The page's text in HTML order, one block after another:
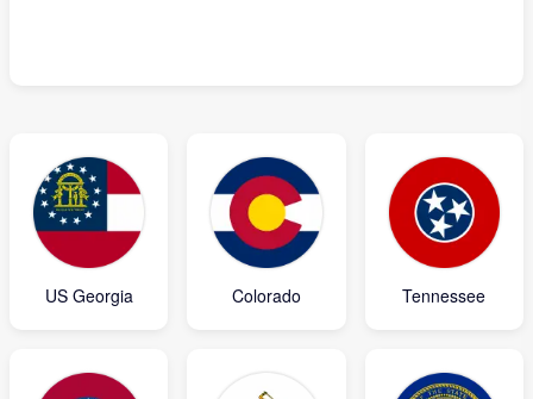
US Georgia Colorado Tennessee